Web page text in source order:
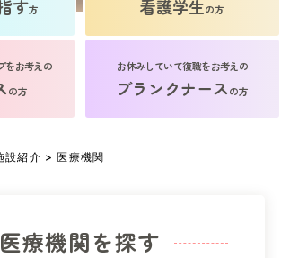
す方 看護学生の方
をお考えの
の方
お休みしていて復職をお考えの
ブランクナースの方
設紹介 > 医療機関
医療機関を探す